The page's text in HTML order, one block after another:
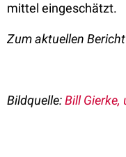
mittel eingeschätzt.
Zum aktuellen
Bildquelle:Bill Gierke,